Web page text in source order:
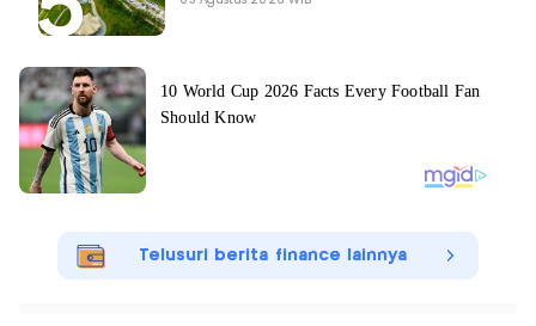
Telusuri berita finance lainnya